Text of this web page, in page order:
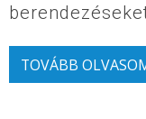
TOVÁBB